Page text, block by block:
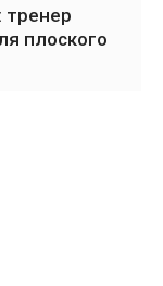
тренер
плоского